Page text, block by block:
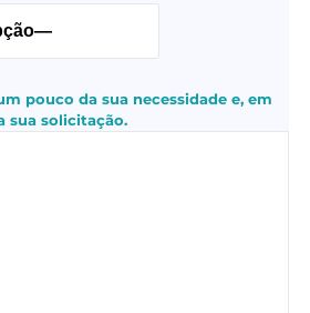
pouco da sua necessidade e, em
sua solicitação.